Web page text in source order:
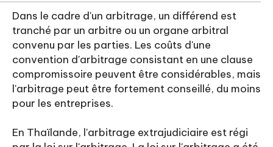
Dans le cadre d'un arbitrage, un différend est
tranché par un arbitre ou un organe arbitral
convenu par les parties. Les coûts d'une
convention d'arbitrage consistant en une clause
compromissoire peuvent être considérables, mais
l'arbitrage peut être fortement conseillé, du moins
pour les entreprises.
En Thaïlande, l'arbitrage extrajudiciaire est régi